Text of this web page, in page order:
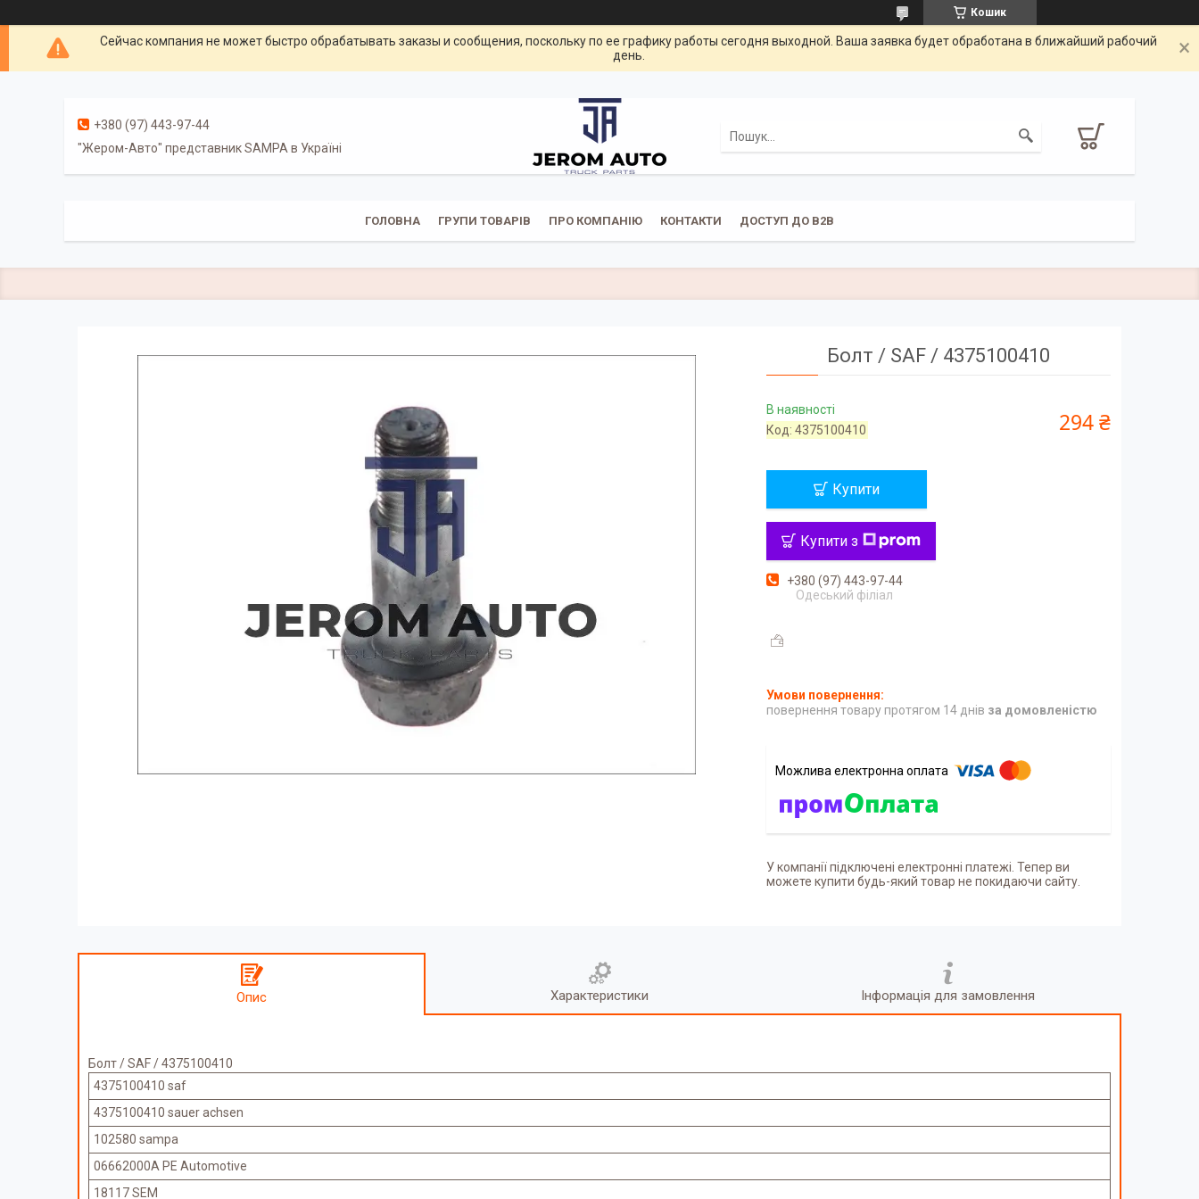
Кошик
Сейчас компания не может быстро обрабатывать заказы и сообщения, поскольку по ее графику работы сегодня выходной. Ваша заявка будет обработана в ближайший рабочий
день.
+380 (97) 443-97-44
"Жером-Авто" представник SAMPA в Україні
ГОЛОВНА ГРУПИ ТОВАРІВ ПРО КОМПАНІЮ КОНТАКТИ ДОСТУП ДО B2B
Болт / SAF / 4375100410
В наявності
Код:4375100410 294 ₴
Купити
Купити з
+380 (97) 443-97-44
Одеський філіал
повернення товару протягом 14 днів за домовленістю
У компанії підключені електронні платежі. Тепер ви
можете купити будь-який товар не покидаючи сайту.
Опис Характеристики Інформація для замовлення
Болт / SAF / 4375100410
4375100410 saf
4375100410 sauer achsen
102580 sampa
06662000A PE Automotive
18117 SEM